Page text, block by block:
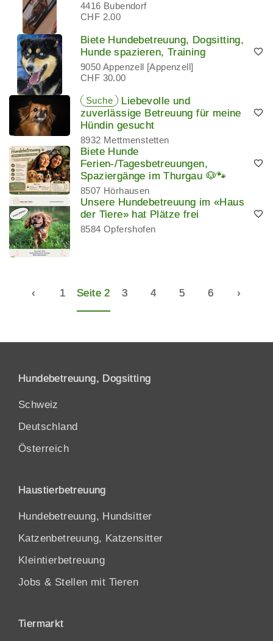
4416 Bubendorf
CHF 2.00
Biete Hundebetreuung, Dogsitting,
Hunde spazieren, Training
9050 Appenzell [Appenzell]
CHF 30.00
Suche
Liebevolle und
zuverlässige Betreuung für meine
Hündin gesucht
8932 Mettmenstetten
Biete Hunde
Ferien-/Tagesbetreuungen,
Spaziergänge im Thurgau 🐶🐾
8507 Hörhausen
Unsere Hundebetreuung im «Haus
der Tiere» hat Plätze frei
8584 Opfershofen
‹ 1 Seite 2 3 4 5 6 ›
Hundebetreuung, Dogsitting
Schweiz
Deutschland
Österreich
Haustierbetreuung
Hundebetreuung, Hundsitter
Katzenbetreuung, Katzensitter
Kleintierbetreuung
Jobs & Stellen mit Tieren
Tiermarkt